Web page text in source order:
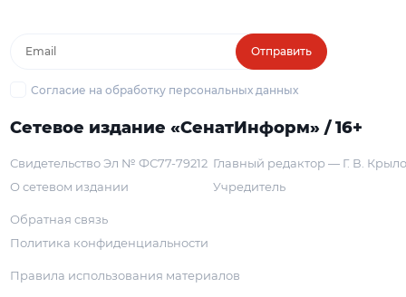
Отправить
Согласие на обработку персональных данных
Сетевое издание «СенатИнформ» / 16+
Свидетельство Эл № ФС77-79212
О сетевом издании
Главный редактор — Г. В.
Учредитель
Обратная связь
Политика конфиденциальности
Правила использования материалов